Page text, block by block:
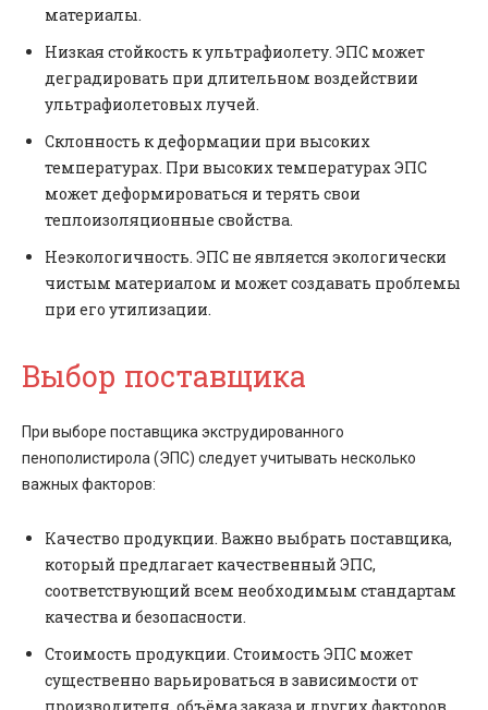
материалы.
Низкая стойкость к ультрафиолету. ЭПС может
деградировать при длительном воздействии
ультрафиолетовых лучей.
Склонность к деформации при высоких
температурах. При высоких температурах ЭПС
может деформироваться и терять свои
теплоизоляционные свойства.
Неэкологичность. ЭПС не является экологически
чистым материалом и может создавать проблемы
при его утилизации.
Выбор поставщика
При выборе поставщика экструдированного
пенополистирола (ЭПС) следует учитывать несколько
важных факторов:
Качество продукции. Важно выбрать поставщика,
который предлагает качественный ЭПС,
соответствующий всем необходимым стандартам
качества и безопасности.
Стоимость продукции. Стоимость ЭПС может
существенно варьироваться в зависимости от